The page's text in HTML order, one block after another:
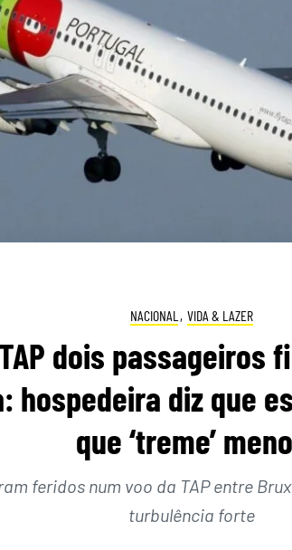
NACIONAL , VIDA & LAZER
dois passageiros
hospedeira diz que
que ‘treme’
feridos num voo da TAP entre
turbulência forte